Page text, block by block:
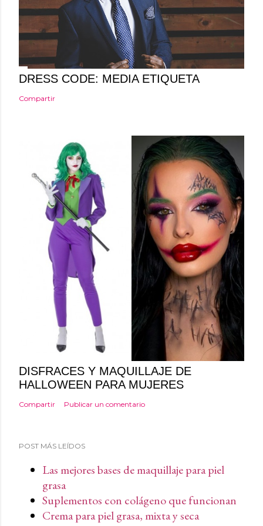
r
i
DRESS CODE: MEDIA ETIQUETA
Compartir
DISFRACES Y MAQUILLAJE DE
HALLOWEEN PARA MUJERES
Compartir Publicar un comentario
POST MÁS LEÍDOS
Las mejores bases de maquillaje para piel
grasa
Suplementos con colágeno que funcionan
Crema para piel grasa, mixta y seca